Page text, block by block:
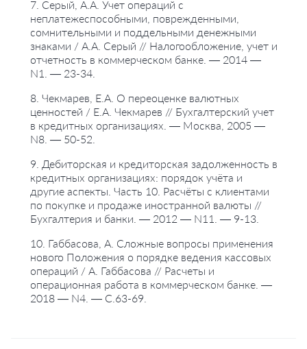
7. Серый, А.А. Учет операций с
неплатежеспособными, поврежденными,
сомнительными и поддельными денежными
знаками / А.А. Серый // Налогообложение, учет и
отчетность в коммерческом банке. — 2014 —
N1. — 23-34.
8. Чекмарев, Е.А. О переоценке валютных
ценностей / Е.А. Чекмарев // Бухгалтерский учет
в кредитных организациях. — Москва, 2005 —
N8. — 50-52.
9. Дебиторская и кредиторская задолженность в
кредитных организациях: порядок учёта и
другие аспекты. Часть 10. Расчёты с клиентами
по покупке и продаже иностранной валюты //
Бухгалтерия и банки. — 2012 — N11. — 9-13.
10. Габбасова, А. Сложные вопросы применения
нового Положения о порядке ведения кассовых
операций / А. Габбасова // Расчеты и
операционная работа в коммерческом банке. —
2018 — N4. — С.63-69.